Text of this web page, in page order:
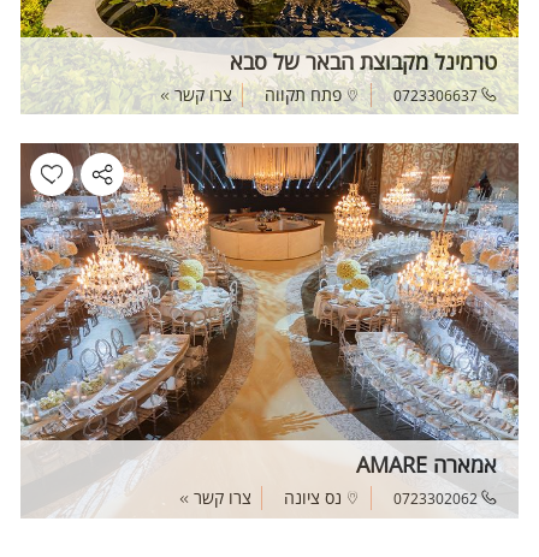
טרמינל מקבוצת הבאר של סבא
0723306637 פתח תקווה צרו קשר
אמארה AMARE
0723302062 נס ציונה צרו קשר